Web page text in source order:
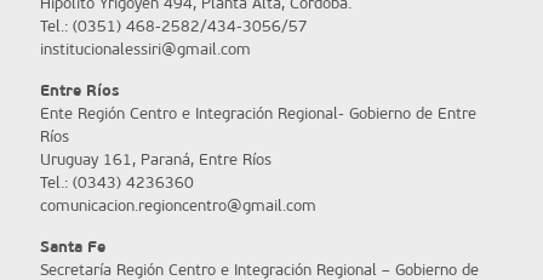
Tel.: (0351) 468-2582/434-3056/57
institucionalessiri@gmail.com
Entre Ríos
Ente Región Centro e Integración Regional- Gobierno de Entre
Ríos
Uruguay 161, Paraná, Entre Ríos
Tel.: (0343) 4236360
comunicacion.regioncentro@gmail.com
Santa Fe
Secretaría Región Centro e Integración Regional – Gobierno de